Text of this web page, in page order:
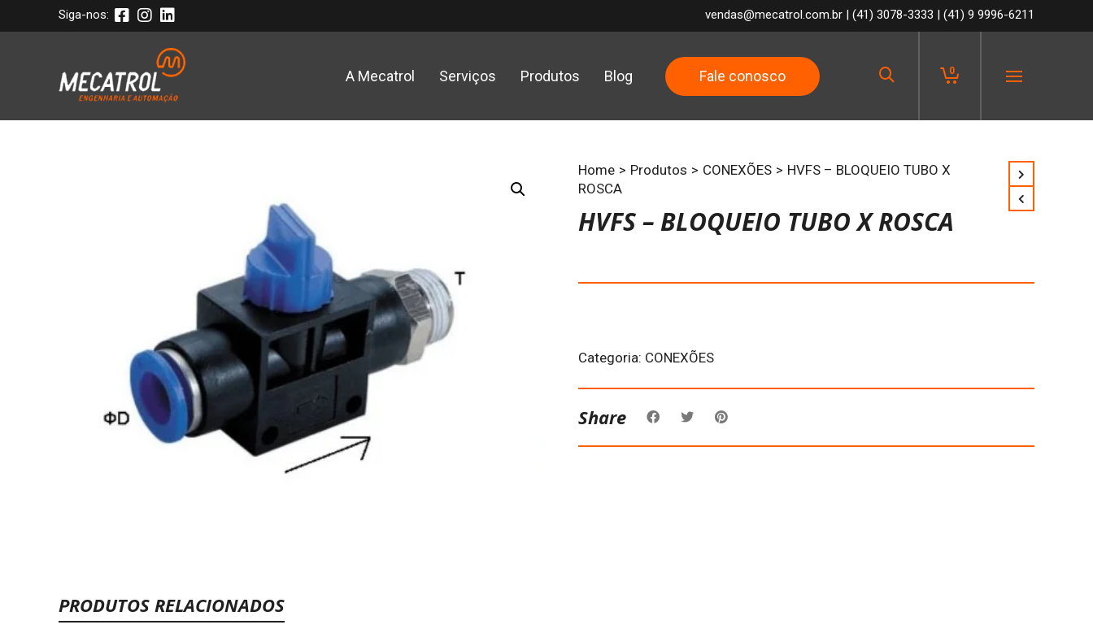
Siga-nos: vendas@mecatrol.com.br | (41) 3078-3333 | (41) 9 9996-6211
0
Menu
A Mecatrol Serviços Produtos Blog Fale conosco
Home > Produtos > CONEXÕES > HVFS – BLOQUEIO TUBO X
ROSCA
HVFS – BLOQUEIO TUBO X ROSCA
Categoria: CONEXÕES
Share
PRODUTOS RELACIONADOS